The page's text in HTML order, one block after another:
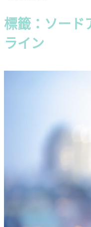
標籤：ソード
ライン